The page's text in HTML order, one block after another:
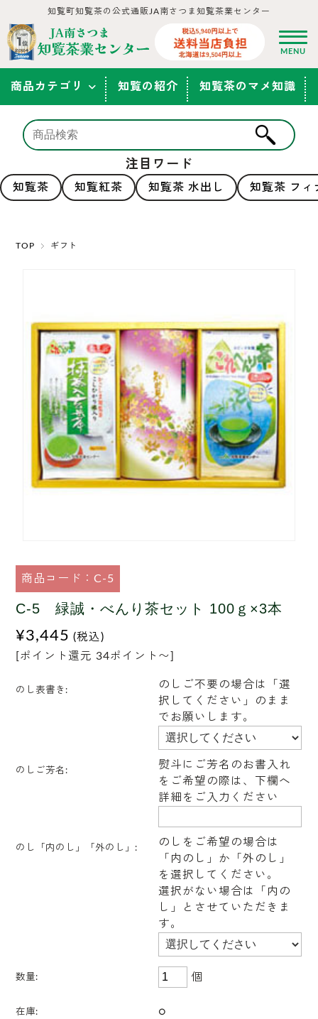
知覧町知覧茶の公式通販JA南さつま知覧茶業センター
商品カテゴリ 知覧の紹介 知覧茶のマメ知識
注目ワード
知覧茶 知覧紅茶 知覧茶 水出し 知覧茶 フィ
TOP ギフト
商品コード：C-5
C-5 緑誠・べんり茶セット 100ｇ×3本
¥3,445 (税込)
[ポイント還元 34ポイント〜]
のし表書き:
のしご不要の場合は「選
択してください」のまま
でお願いします。
のしご芳名:
熨斗にご芳名のお書入れ
をご希望の際は、下欄へ
詳細をご入力ください
のし「内のし」「外のし」:
のしをご希望の場合は
「内のし」か「外のし」
を選択してください。
選択がない場合は「内の
し」とさせていただきま
す。
数量: 個
在庫: ○